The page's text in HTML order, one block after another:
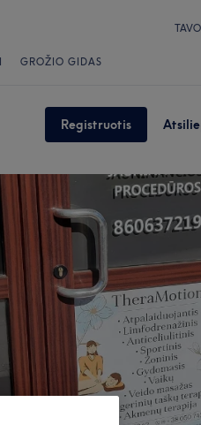
GROŽIO GIDAS
Registruotis